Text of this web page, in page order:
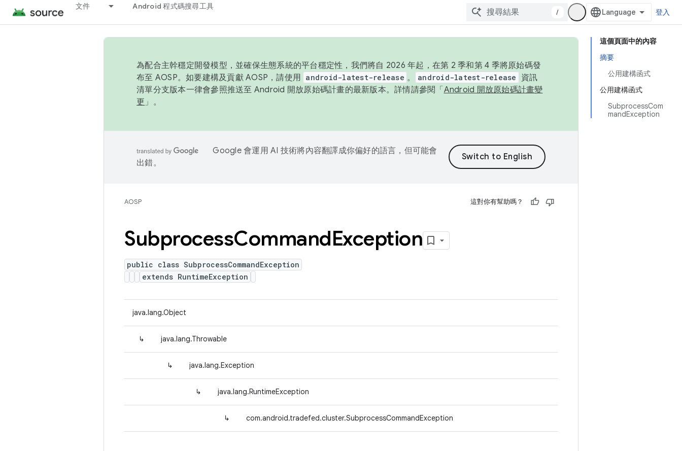
文件 Android 程式碼搜尋工具
/ 登入
這個頁面中的內容
摘要
公用建構函式
公用建構函式
SubprocessCom
mandException
為配合主幹穩定開發模型，並確保生態系統的平台穩定性，我們將自 2026 年起，在第 2 季和第 4 季將原始碼發
布至 AOSP。如要建構及貢獻 AOSP，請使用 android-latest-release 。 android-latest-release
資訊
清單分支版本一律會參照推送至 Android 開放原始碼計畫的最新版本。詳情請參閱「 Android 開放原始碼計畫變
更 」。
Google 會運用 AI 技術將內容翻譯成你偏好的語言，但可能會
出錯。
AOSP 這對你有幫助嗎？
SubprocessCommandException
public class SubprocessCommandException
extends RuntimeException
java.lang.Object
↳ java.lang.Throwable
↳ java.lang.Exception
↳ java.lang.RuntimeException
↳ com.android.tradefed.cluster.SubprocessCommandException